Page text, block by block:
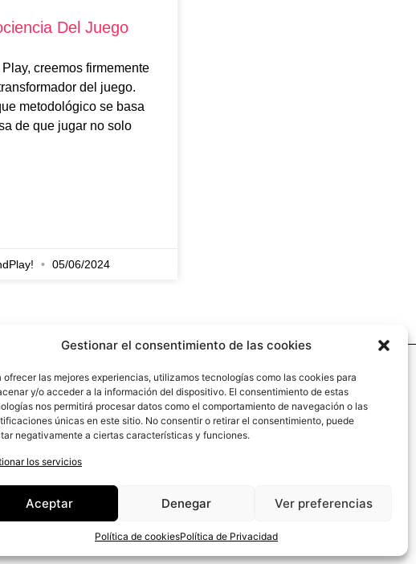
Gestionar el consentimiento de las cookies
ofrecer las mejores experiencias, utilizamos tecnologías como las cookies para
y/o acceder a la información del dispositivo. El consentimiento de estas
nos permitirá procesar datos como el comportamiento de navegación o las
únicas en este sitio. No consentir o retirar el consentimiento, puede
negativamente a ciertas características y funciones.
los servicios
Aceptar Denegar Ver preferencias
Política de cookiesPolítica de Privacidad
Del Juego
creemos firmemente
del juego.
metodológico se basa
de que jugar no solo
05/06/2024
los conceptos, te dejamos nuestro
Glosario CoachAndPlay!
637 78 42 43
info@coachandplay.es